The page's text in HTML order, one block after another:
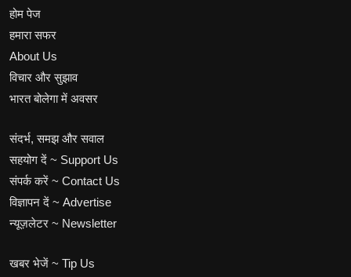
होम पेज
हमारा सफर
About Us
विचार और सुझाव
भारत बोलेगा में अवसर
संदर्भ, समझ और सवाल
सहयोग दें ~ Support Us
संपर्क करें ~ Contact Us
विज्ञापन दें ~ Advertise
न्यूज़लेटर ~ Newsletter
खबर भेजें ~ Tip Us